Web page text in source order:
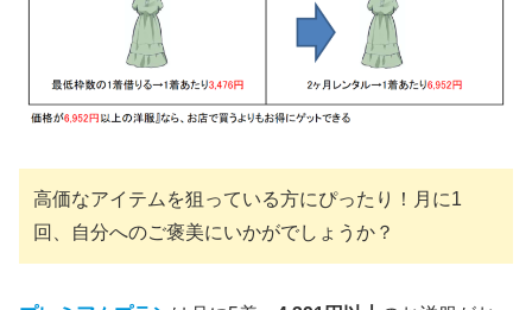
高価なアイテムを狙っている方にぴったり！月に1
回、自分へのご褒美にいかがでしょうか？